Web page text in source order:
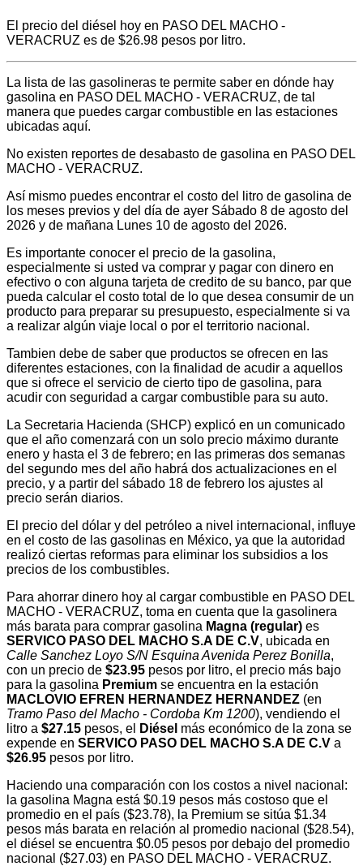
El precio del diésel hoy en PASO DEL MACHO -
VERACRUZ es de $26.98 pesos por litro.
La lista de las gasolineras te permite saber en dónde hay
gasolina en PASO DEL MACHO - VERACRUZ, de tal
manera que puedes cargar combustible en las estaciones
ubicadas aquí.
No existen reportes de desabasto de gasolina en PASO DEL
MACHO - VERACRUZ.
Así mismo puedes encontrar el costo del litro de gasolina de
los meses previos y del día de ayer Sábado 8 de agosto del
2026 y de mañana Lunes 10 de agosto del 2026.
Es importante conocer el precio de la gasolina,
especialmente si usted va comprar y pagar con dinero en
efectivo o con alguna tarjeta de credito de su banco, par que
pueda calcular el costo total de lo que desea consumir de un
producto para preparar su presupuesto, especialmente si va
a realizar algún viaje local o por el territorio nacional.
Tambien debe de saber que productos se ofrecen en las
diferentes estaciones, con la finalidad de acudir a aquellos
que si ofrece el servicio de cierto tipo de gasolina, para
acudir con seguridad a cargar combustible para su auto.
La Secretaria Hacienda (SHCP) explicó en un comunicado
que el año comenzará con un solo precio máximo durante
enero y hasta el 3 de febrero; en las primeras dos semanas
del segundo mes del año habrá dos actualizaciones en el
precio, y a partir del sábado 18 de febrero los ajustes al
precio serán diarios.
El precio del dólar y del petróleo a nivel internacional, influye
en el costo de las gasolinas en México, ya que la autoridad
realizó ciertas reformas para eliminar los subsidios a los
precios de los combustibles.
Para ahorrar dinero hoy al cargar combustible en PASO DEL
MACHO - VERACRUZ, toma en cuenta que la gasolinera
más barata para comprar gasolina Magna (regular) es
SERVICO PASO DEL MACHO S.A DE C.V, ubicada en
Calle Sanchez Loyo S/N Esquina Avenida Perez Bonilla,
con un precio de $23.95 pesos por litro, el precio más bajo
para la gasolina Premium se encuentra en la estación
MACLOVIO EFREN HERNANDEZ HERNANDEZ (en
Tramo Paso del Macho - Cordoba Km 1200), vendiendo el
litro a $27.15 pesos, el Diésel más económico de la zona se
expende en SERVICO PASO DEL MACHO S.A DE C.V a
$26.95 pesos por litro.
Haciendo una comparación con los costos a nivel nacional:
la gasolina Magna está $0.19 pesos más costoso que el
promedio en el país ($23.78), la Premium se sitúa $1.34
pesos más barata en relación al promedio nacional ($28.54),
el diésel se encuentra $0.05 pesos por debajo del promedio
nacional ($27.03) en PASO DEL MACHO - VERACRUZ.